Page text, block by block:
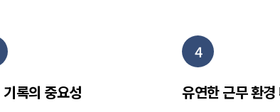
록의 중요성
4
유연한 근무 환경